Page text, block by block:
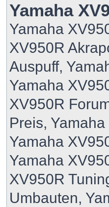
Yamaha
Yamaha
XV950R
Auspuff,
Yamaha
XV950R
Preis,
Yamaha
Yamaha
XV950R
Umbauten,